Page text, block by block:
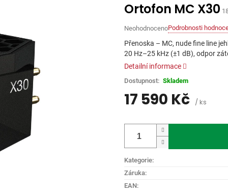
Průměrné
hodnocení
produktu
je
0,0
5
hvězdiček.
NeohodnocenoPodrobnosti
Ortofon MC X30
17 590 Kč / ks
cena:
Skladem
Kategorie:
Záruka:
EAN:
Přenoska – MC, nude fine line
20 Hz–25 kHz (±1 dB), odpor
Detailní informace